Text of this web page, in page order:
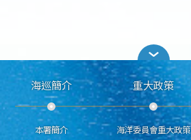
海巡簡介
本署簡介
重大政策
海洋委員會重大政策